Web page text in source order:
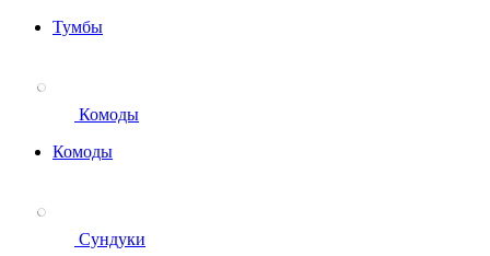
Тумбы
Комоды
Комоды
Сундуки